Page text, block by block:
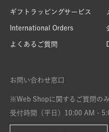
ギフトラッピングサービス
International Orders
よくあるご質問
お問い合わせ窓口
※Web Shopに関するご質問の
受付時間（平日）10:00 AM -